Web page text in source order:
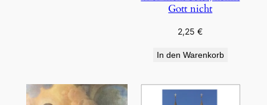
Gott nicht
2,25€
In den Warenkorb